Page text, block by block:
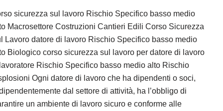
sicurezza sul lavoro Rischio Specifico basso medio
Macrosettore Costruzioni Cantieri Edili Corso Sicurezza
Lavoro datore di lavoro Rischio Specifico basso medio
Biologico corso sicurezza sul lavoro per datore di lavoro
Rischio Specifico basso medio alto Rischio
Ogni datore di lavoro che ha dipendenti o soci,
dal settore di attività, ha l’obbligo di
un ambiente di lavoro sicuro e conforme alle